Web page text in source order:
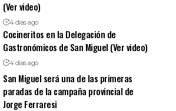
(Ver video)
4 días ago
Cocineritos en la Delegación de
Gastronómicos de San Miguel (Ver video)
4 días ago
San Miguel será una de las primeras
paradas de la campaña provincial de
Jorge Ferraresi